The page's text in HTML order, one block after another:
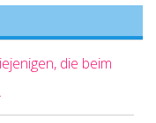
die beim